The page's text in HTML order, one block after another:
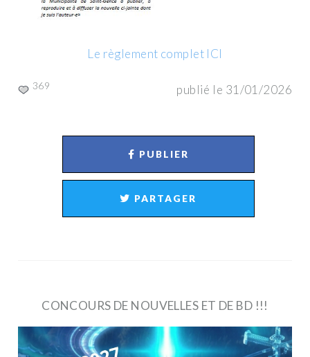
CONCOURS DE NOUVELLES ET DE BD !!!
Le règlement complet ICI
publié le 31/01/2026
369
PUBLIER
PARTAGER